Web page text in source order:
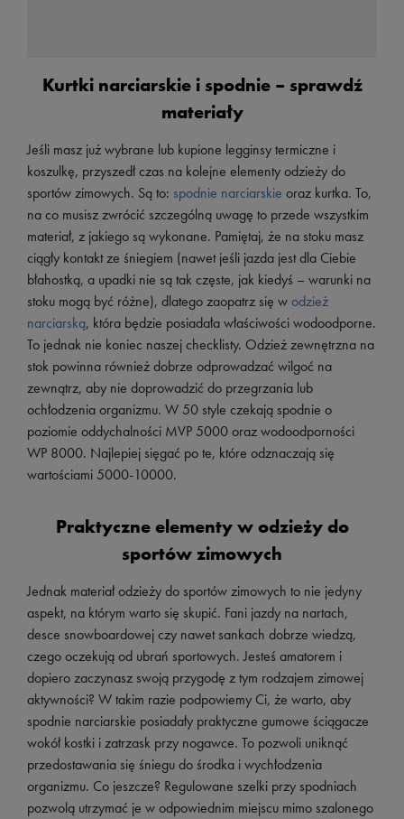
Kurtki narciarskie i spodnie – sprawdź
materiały
Jeśli masz już wybrane lub kupione legginsy termiczne i
koszulkę, przyszedł czas na kolejne elementy odzieży do
sportów zimowych. Są to: spodnie narciarskie oraz kurtka. To,
na co musisz zwrócić szczególną uwagę to przede wszystkim
materiał, z jakiego są wykonane. Pamiętaj, że na stoku masz
ciągły kontakt ze śniegiem (nawet jeśli jazda jest dla Ciebie
błahostką, a upadki nie są tak częste, jak kiedyś – warunki na
stoku mogą być różne), dlatego zaopatrz się wodzież
narciarską, która będzie posiadała właściwości wodoodporne.
To jednak nie koniec naszej checklisty. Odzież zewnętrzna na
stok powinna również dobrze odprowadzać wilgoć na
zewnątrz, aby nie doprowadzić do przegrzania lub
ochłodzenia organizmu. W 50 style czekają spodnie o
poziomie oddychalności MVP 5000 oraz wodoodporności
WP 8000. Najlepiej sięgać po te, które odznaczają się
wartościami 5000-10000.
Praktyczne elementy w odzieży do
sportów zimowych
Jednak materiał odzieży do sportów zimowych to nie jedyny
aspekt, na którym warto się skupić. Fani jazdy na nartach,
desce snowboardowej czy nawet sankach dobrze wiedzą,
czego oczekują od ubrań sportowych. Jesteś amatorem i
dopiero zaczynasz swoją przygodę z tym rodzajem zimowej
aktywności? W takim razie podpowiemy Ci, że warto, aby
spodnie narciarskie posiadały praktyczne gumowe ściągacze
wokół kostki i zatrzask przy nogawce. To pozwoli uniknąć
przedostawania się śniegu do środka i wychłodzenia
organizmu. Co jeszcze? Regulowane szelki przy spodniach
pozwolą utrzymać je w odpowiednim miejscu mimo szalonego